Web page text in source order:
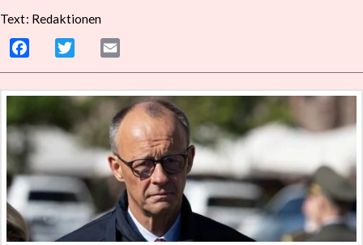
Text: Redaktionen
Facebook Twitter